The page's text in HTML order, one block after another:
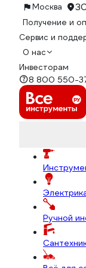
Москва
Получение и
Сервис и
О нас
Инвесторам
8 800 550-
Ручной